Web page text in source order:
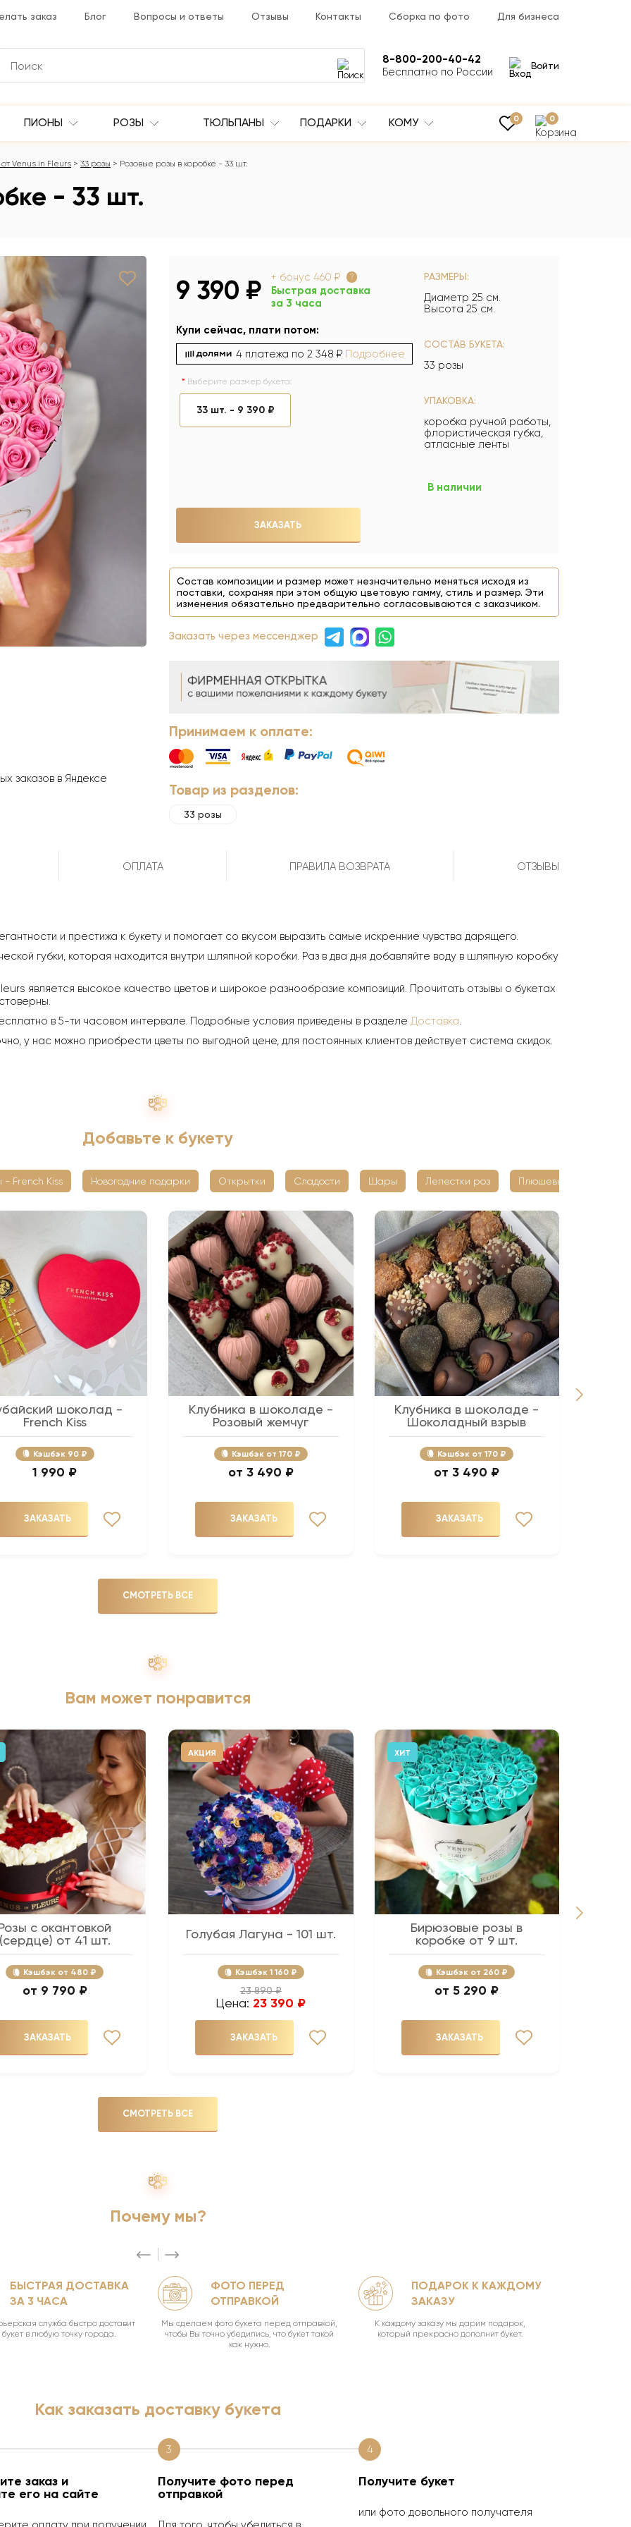
заказ Блог Вопросы и ответы Отзывы Контакты Сборка по фото Для бизнеса
8-800-200-40-42
Бесплатно по России
Войти
ПИОНЫ РОЗЫ ТЮЛЬПАНЫ ПОДАРКИ КОМУ 0 0
Venus in Fleurs 33 розы Розовые розы в коробке - 33 шт.
- 33 шт.
заказов в Яндексе
9 390 ₽ + бонус 460 ₽ ?
Быстрая доставка
за 3 часа
Купи сейчас, плати потом:
4 платежа по 2 348 ₽ Подробнее
Выберите размер букета:
33 шт. - 9 390 ₽
РАЗМЕРЫ:
Диаметр 25 см.
Высота 25 см.
СОСТАВ БУКЕТА:
33 розы
УПАКОВКА:
коробка ручной работы,
флористическая губка,
атласные ленты
В наличии
ЗАКАЗАТЬ
Состав композиции и размер может незначительно меняться исходя из
поставки, сохраняя при этом общую цветовую гамму, стиль и размер. Эти
изменения обязательно предварительно согласовываются с заказчиком.
Заказать через мессенджер
Принимаем к оплате:
Товар из разделов:
33 розы
ОПЛАТА ПРАВИЛА ВОЗВРАТА ОТЗЫВЫ
и престижа к букету и помогает со вкусом выразить самые искренние чувства дарящего.
губки, которая находится внутри шляпной коробки. Раз в два дня добавляйте воду в шляпную коробку
является высокое качество цветов и широкое разнообразие композиций. Прочитать отзывы о букетах
в 5-ти часовом интервале. Подробные условия приведены в разделе Доставка.
у нас можно приобрести цветы по выгодной цене, для постоянных клиентов действует система скидок.
Добавьте к букету
- French Kiss Новогодние подарки Открытки Сладости Шары Лепестки роз Плюшевые мишки
шоколад -
French Kiss
Кэшбэк 90 ₽
1 990 ₽
ЗАКАЗАТЬ
Клубника в шоколаде -
Розовый жемчуг
Кэшбэк 170 ₽
3 490 ₽
ЗАКАЗАТЬ
Клубника в шоколаде -
Шоколадный взрыв
Кэшбэк 170 ₽
3 490 ₽
ЗАКАЗАТЬ
СМОТРЕТЬ ВСЕ
Вам может понравится
с окантовкой
(сердце) от 41 шт.
Кэшбэк 480 ₽
9 790 ₽
ЗАКАЗАТЬ
АКЦИЯ
Голубая Лагуна - 101 шт.
Кэшбэк 1 160 ₽
23 890 ₽
Цена: 23 390 ₽
ЗАКАЗАТЬ
ХИТ
Бирюзовые розы в
коробке от 9 шт.
Кэшбэк 260 ₽
5 290 ₽
ЗАКАЗАТЬ
СМОТРЕТЬ ВСЕ
Почему мы?
БЫСТРАЯ ДОСТАВКА
ЗА 3 ЧАСА
служба быстро доставит
в любую точку города.
ФОТО ПЕРЕД
ОТПРАВКОЙ
Мы сделаем фото букета перед отправкой,
чтобы Вы точно убедились, что букет такой
как нужно.
ПОДАРОК К КАЖДОМУ
ЗАКАЗУ
К каждому заказу мы дарим подарок,
который прекрасно дополнит букет.
Как заказать доставку букета
заказ и
его на сайте
3
Получите фото перед
отправкой
4
Получите букет
или фото довольного получателя